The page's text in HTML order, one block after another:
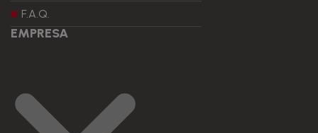
F.A.Q.
EMPRESA